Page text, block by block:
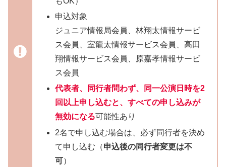
申込対象
ジュニア情報局会員、林翔太情報サービ
ス会員、室龍太情報サービス会員、高田
翔情報サービス会員、原嘉孝情報サービ
ス会員
代表者、同行者問わず、同一公演日時を2
回以上申し込むと、すべての申し込みが
無効になる可能性あり
2名で申し込む場合は、必ず同行者を決め
て申し込む（申込後の同行者変更は不
可）